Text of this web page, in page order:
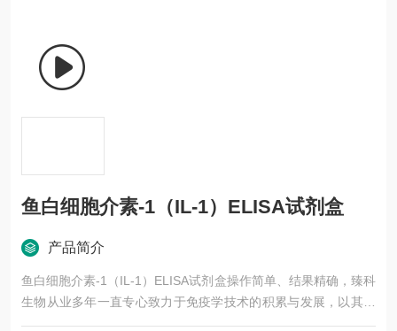
鱼白细胞介素-1（IL-1）ELISA试剂盒
产品简介
鱼白细胞介素-1（IL-1）ELISA试剂盒操作简单、结果精确，臻科
生物从业多年一直专心致力于免疫学技术的积累与发展，以其优
质的产品质量与专业的技术服务，赢得业内广大人士的认可。我